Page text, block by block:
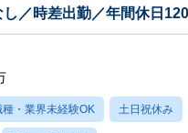
し／時差出勤／年間休日120
種・業界未経験OK 土日祝休み